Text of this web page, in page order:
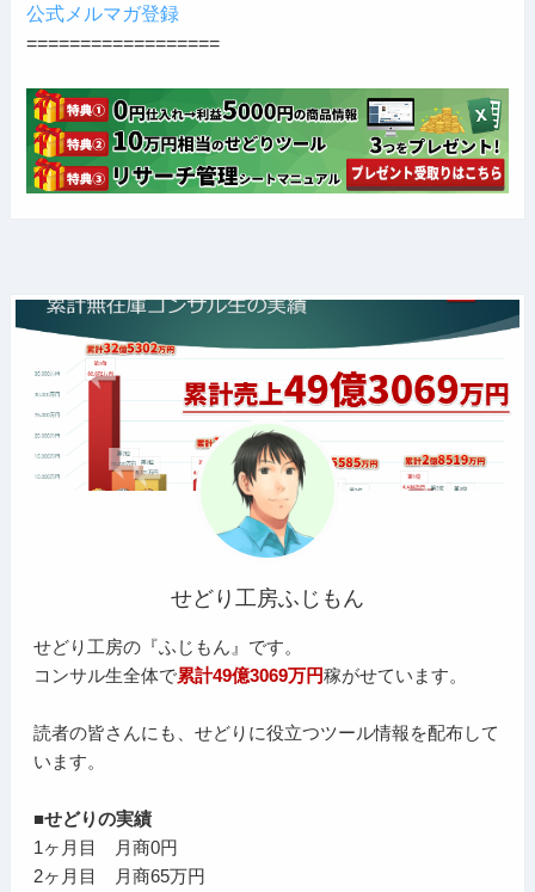
公式メルマガ登録
==================
せどり工房ふじもん
せどり工房の『ふじもん』です。
コンサル生全体で累計49億3069万円稼がせています。
読者の皆さんにも、せどりに役立つツール情報を配布して
います。
■せどりの実績
1ヶ月目 月商0円
2ヶ月目 月商65万円